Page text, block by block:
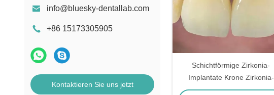
info@bluesky-dentallab.com
+86 15173305905
Kontaktieren Sie uns jetzt
Schichtförmige Zirkonia-
Implantate Krone Zirkonia-
Abtrümmer Biokompatibel